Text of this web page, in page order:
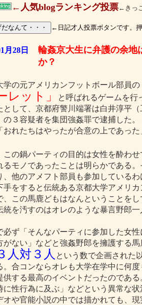
←人気blogランキング投票←きっ
←日記才人投票ボタンです。
月28日
輪姦京大生に弁護の余地
か？
の元アメリカンフットボール部員
レット」
と呼ばれるゲームを行
として、京都府警川端署は白井淳平
の３容疑者を集団強姦罪で逮捕した
おれたちはやったが合意の上であっ
の鍋パーティの目的は女性を酔わ
るモノであったことは明らかである
、他のアメフト部員も参加している
手をすると伝統ある京都大学アメリ
、この馬鹿どもはなんということを
統を汚すのはオレのような暴言野郎
ず「そんなパーティに参加した女
がない」などと強姦野郎を擁護する
人対３人 という数で企画された
。合コンならオレも大学在学中に何
供する最高のイベントだったのであ
に性行為に及ぶ」などという異常な
オや官能小説の中では描かれても、